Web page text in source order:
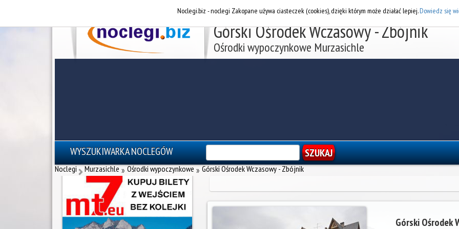
Górski Ośrodek Wczasowy - Zbójnik
Ośrodki wypoczynkowe Murzasichle
WYSZUKIWARKA NOCLEGÓW
Noclegi Murzasichle»Ośrodki wypoczynkowe»Górski Ośrodek Wczasowy - Zbójnik
Górski Ośrodek
reklama - noclegi Zakopane
Noclegi.biz - noclegi Zakopane używa ciasteczek (cookies), dzięki którym może działać lepiej.Dowiedz się